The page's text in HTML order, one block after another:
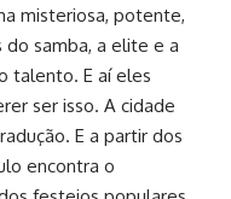
misteriosa, potente,
samba, a elite e a
talento. E aí eles
ser isso. A cidade
E a partir dos
encontra o